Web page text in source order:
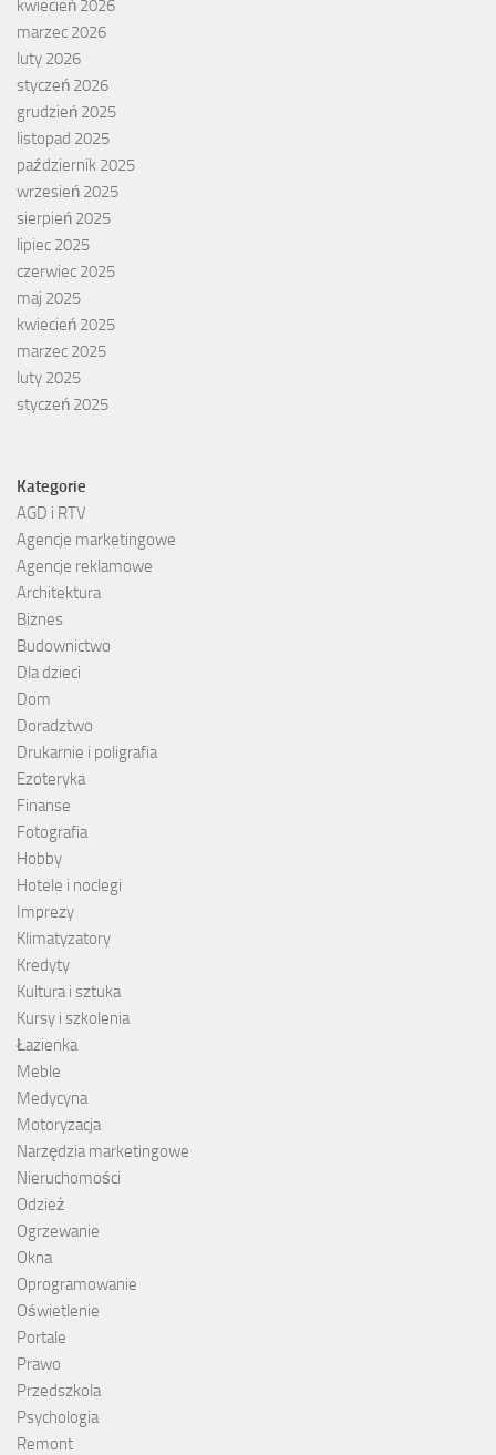
kwiecień 2026
marzec 2026
luty 2026
styczeń 2026
grudzień 2025
listopad 2025
październik 2025
wrzesień 2025
sierpień 2025
lipiec 2025
czerwiec 2025
maj 2025
kwiecień 2025
marzec 2025
luty 2025
styczeń 2025
Kategorie
AGD i RTV
Agencje marketingowe
Agencje reklamowe
Architektura
Biznes
Budownictwo
Dla dzieci
Dom
Doradztwo
Drukarnie i poligrafia
Ezoteryka
Finanse
Fotografia
Hobby
Hotele i noclegi
Imprezy
Klimatyzatory
Kredyty
Kultura i sztuka
Kursy i szkolenia
Łazienka
Meble
Medycyna
Motoryzacja
Narzędzia marketingowe
Nieruchomości
Odzież
Ogrzewanie
Okna
Oprogramowanie
Oświetlenie
Portale
Prawo
Przedszkola
Psychologia
Remont